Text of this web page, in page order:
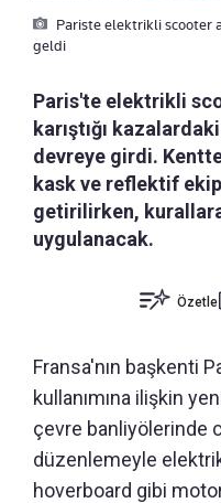
Pariste elektrikli scooter
geldi
Paris'te elektrikli
karıştığı
devreye girdi.
kask ve reflektif
getirilirken,
uygulanacak.
Özetle
Fransa'nın başkenti
kullanımına ilişkin
çevre banliyölerinde
düzenlemeyle
hoverboard gibi